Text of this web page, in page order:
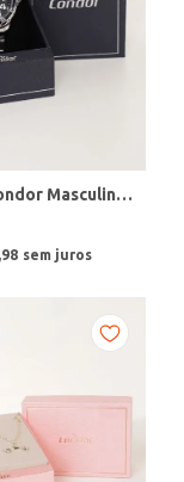
Relógio Condor Masculino PRATA
98